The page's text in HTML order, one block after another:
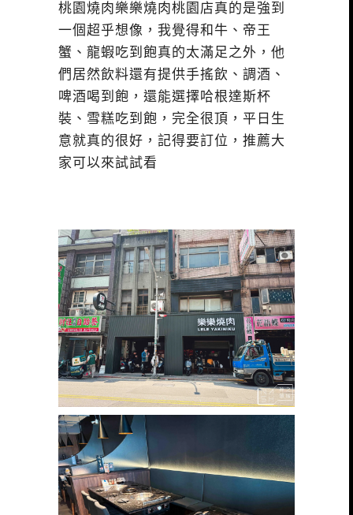
桃園燒肉樂樂燒肉桃園店真的是強到
一個超乎想像，我覺得和牛、帝王
蟹、龍蝦吃到飽真的太滿足之外，他
們居然飲料還有提供手搖飲、調酒、
啤酒喝到飽，還能選擇哈根達斯杯
裝、雪糕吃到飽，完全很頂，平日生
意就真的很好，記得要訂位，推薦大
家可以來試試看